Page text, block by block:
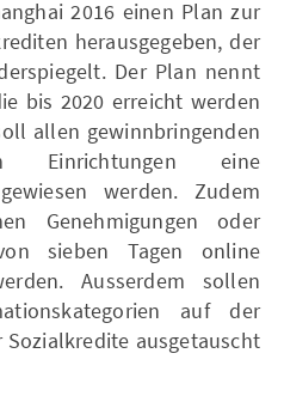
2016 einen Plan zur
herausgegeben, der
Der Plan nennt
bis 2020 erreicht werden
allen gewinnbringenden
Einrichtungen eine
werden. Zudem
Genehmigungen oder
sieben Tagen online
Ausserdem sollen
auf der
ausgetauscht